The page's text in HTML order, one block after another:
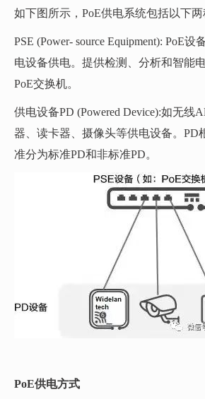
如下图所示，PoE供电系统包括以下
PSE (Power- source Equipment): PoE
电设备供电。提供检测、分析和智能
PoE交换机。
供电设备PD (Powered Device):如无线
器、读卡器、摄像头等供电设备。PD
准分为标准PD和非标准PD。
PoE供电方式